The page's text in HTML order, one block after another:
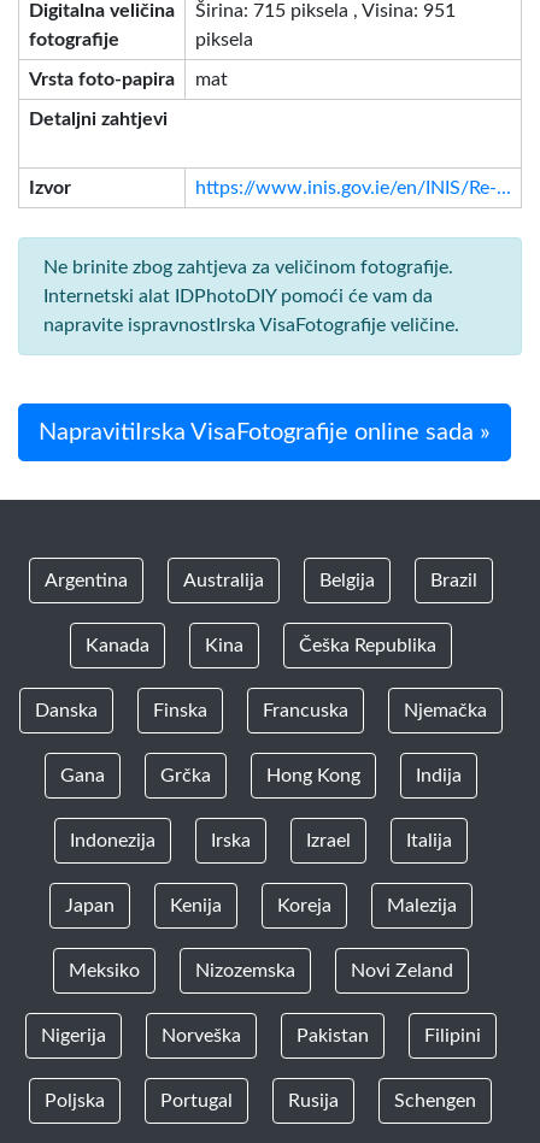
Digitalna veličina
fotografije
Širina: 715 piksela , Visina: 951
piksela
Vrsta foto-papira mat
Detaljni zahtjevi
Izvor https://www.inis.gov.ie/en/INIS/Re-...
Ne brinite zbog zahtjeva za veličinom fotografije.
Internetski alat IDPhotoDIY pomoći će vam da
napravite ispravnostIrska VisaFotografije veličine.
NapravitiIrska VisaFotografije online sada »
Argentina Australija Belgija Brazil
Kanada Kina Češka Republika
Danska Finska Francuska Njemačka
Gana Grčka Hong Kong Indija
Indonezija Irska Izrael Italija
Japan Kenija Koreja Malezija
Meksiko Nizozemska Novi Zeland
Nigerija Norveška Pakistan Filipini
Poljska Portugal Rusija Schengen